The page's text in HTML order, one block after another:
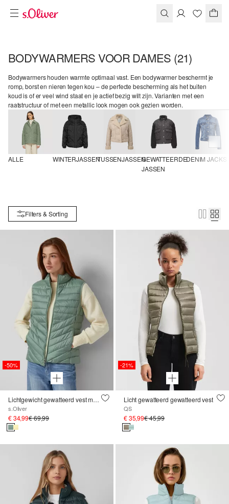
BODYWARMERS VOOR DAMES (21)
Bodywarmers houden warmte optimaal vast. Een bodywarmer beschermt je
romp, borst en nieren tegen kou – de perfecte bescherming als het buiten
koud is of er veel wind staat en je actief bezig wilt zijn. Varianten met een
raatstructuur of met een metallic look mogen ook gezien worden.
ALLE WINTERJASSENTUSSENJASSENGEWATTEERDE
JASSEN
DENIM JACKS
Filters & Sorting
-50%
Lichtgewicht gewatteerd vest met opstaande kraag en inpakfunctie
s.Oliver
€ 34,99€ 69,99
-21%
Licht gewatteerd gewatteerd vest
QS
€ 35,99€ 45,99